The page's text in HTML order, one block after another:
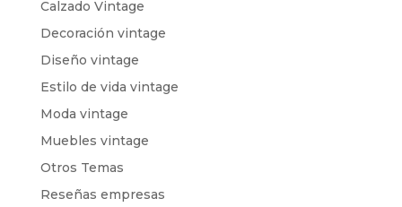
Calzado Vintage
Decoración vintage
Diseño vintage
Estilo de vida vintage
Moda vintage
Muebles vintage
Otros Temas
Reseñas empresas